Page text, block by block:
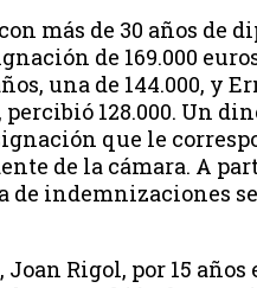
más de 30 años de
de 169.000
una de 144.000, y
percibió 128.000. Un
que le
de la cámara. A
de indemnizaciones
Joan Rigol, por 15 años